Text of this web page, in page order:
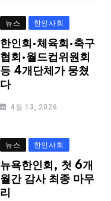
뉴스 한인사회
한인회·체육회·축구
협회·월드컵위원회
등 4개단체가 뭉쳤
다
4월 13, 2026
뉴스 한인사회
뉴욕한인회, 첫 6개
월간 감사 최종 마무
리